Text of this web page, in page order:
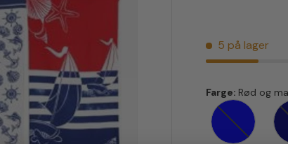
5 på lager
Farge: Rød og
Blå med ror